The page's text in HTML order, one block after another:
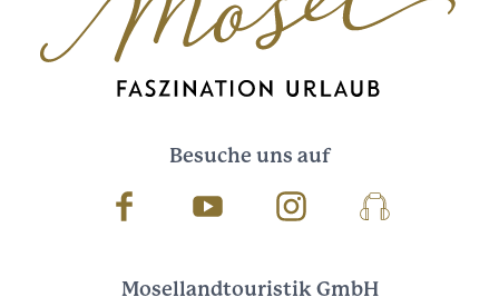
Besuche uns auf
Facebook Youtube InstagramPodcast
Mosellandtouristik GmbH